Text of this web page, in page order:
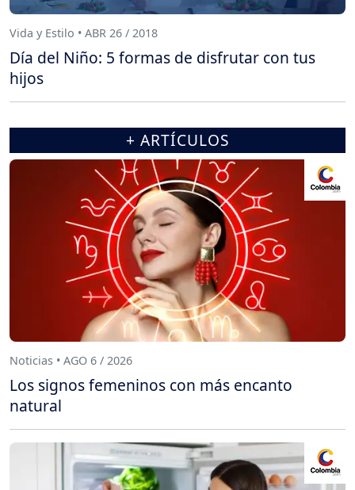
Vida y Estilo • ABR 26 / 2018
Día del Niño: 5 formas de disfrutar con tus
hijos
+ ARTÍCULOS
Noticias • AGO 6 / 2026
Los signos femeninos con más encanto
natural